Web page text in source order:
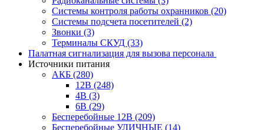
Системы контроля работы охранников (20)
Системы подсчета посетителей (2)
Звонки (3)
Терминалы СКУД (33)
Палатная сигнализация для вызова персонала
Источники питания
АКБ (280)
12В (248)
4В (3)
6В (29)
Бесперебойные 12В (209)
Бесперебойные УЛИЧНЫЕ (14)